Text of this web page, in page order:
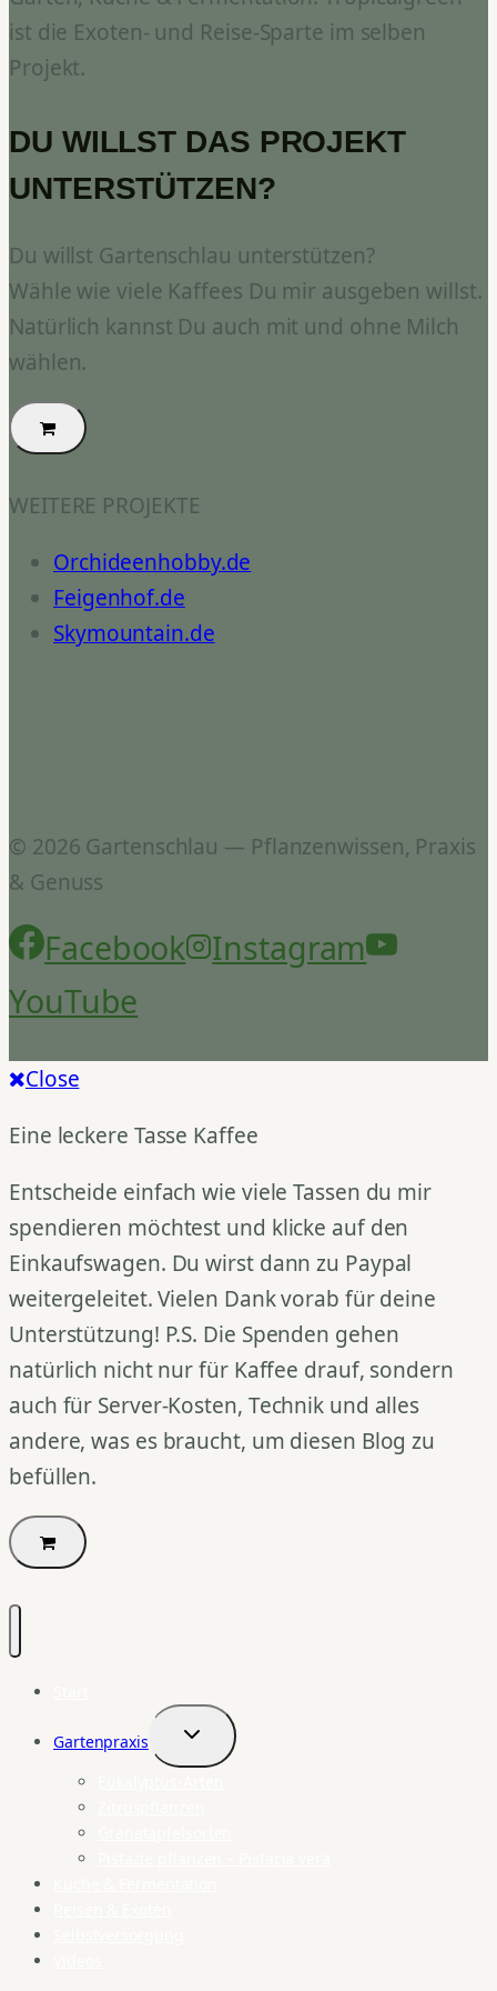
ist die Exoten- und Reise-Sparte im selben
Projekt.
DU WILLST DAS PROJEKT
UNTERSTÜTZEN?
Du willst Gartenschlau unterstützen?
Wähle wie viele Kaffees Du mir ausgeben willst.
Natürlich kannst Du auch mit und ohne Milch
wählen.
WEITERE PROJEKTE
Orchideenhobby.de
Feigenhof.de
Skymountain.de
© 2026 Gartenschlau — Pflanzenwissen, Praxis
& Genuss
Facebook
Instagram
YouTube
Close
Eine leckere Tasse Kaffee
Entscheide einfach wie viele Tassen du mir
spendieren möchtest und klicke auf den
Einkaufswagen. Du wirst dann zu Paypal
weitergeleitet. Vielen Dank vorab für deine
Unterstützung! P.S. Die Spenden gehen
natürlich nicht nur für Kaffee drauf, sondern
auch für Server-Kosten, Technik und alles
andere, was es braucht, um diesen Blog zu
befüllen.
Gartenpraxis
Untermenü
umschalten